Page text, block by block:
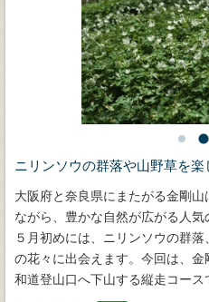
ニリンソウの群落や山野草を楽
大阪府と奈良県にまたがる金剛
ながら、豊かな自然が広がる人
５月初めには、ニリンソウの群
の花々に出会えます。今回は、
和道登山口へ下山する縦走コース